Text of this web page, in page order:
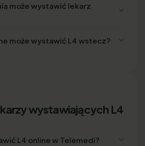
może wystawić lekarz
może wystawić L4 wstecz?
wystawiających L4
L4 online w Telemedi?